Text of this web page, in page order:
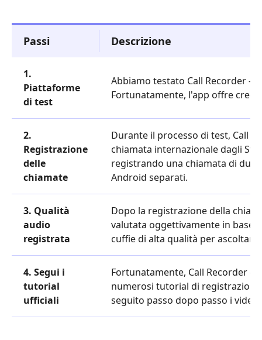
Passi Descrizione
1.
Piattaforme
di test
Abbiamo testato Call Recorder –
Fortunatamente, l'app offre
2.
Registrazione
delle
chiamate
Durante il processo di test, Call
chiamata internazionale dagli
registrando una chiamata di due
Android separati.
3. Qualità
audio
registrata
Dopo la registrazione della
valutata oggettivamente in base
cuffie di alta qualità per ascoltare
4. Segui i
tutorial
ufficiali
Fortunatamente, Call Recorder –
numerosi tutorial di
seguito passo dopo passo i